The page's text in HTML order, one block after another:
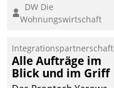
eine digitale Zukunft zu
finden, ist das Ziel des
der
Wohnungswirtschaft“.
Bewerben können sich
DW Die
Wohnungswirtschaft
Integrationspartnerschaft
Alle Aufträge im
Blick und im Griff